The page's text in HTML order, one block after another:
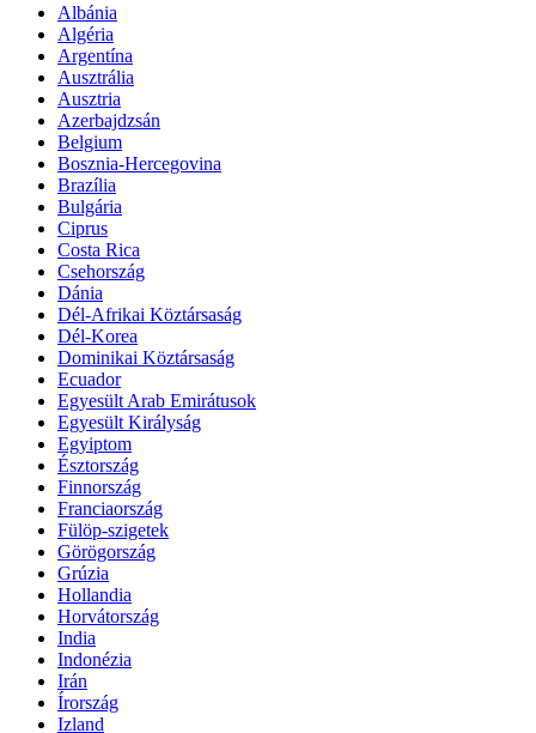
Albánia
Algéria
Argentína
Ausztrália
Ausztria
Azerbajdzsán
Belgium
Bosznia-Hercegovina
Brazília
Bulgária
Ciprus
Costa Rica
Csehország
Dánia
Dél-Afrikai Köztársaság
Dél-Korea
Dominikai Köztársaság
Ecuador
Egyesült Arab Emirátusok
Egyesült Királyság
Egyiptom
Észtország
Finnország
Franciaország
Fülöp-szigetek
Görögország
Grúzia
Hollandia
Horvátország
India
Indonézia
Irán
Írország
Izland